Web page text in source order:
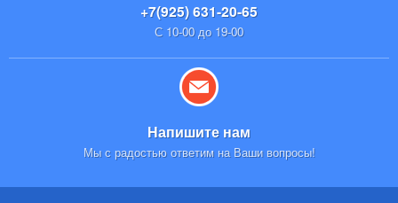
+7(925) 631-20-65
С 10-00 до 19-00
Напишите нам
Мы с радостью ответим на Ваши вопросы!